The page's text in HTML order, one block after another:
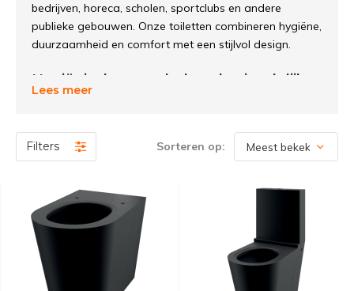
bedrijven, horeca, scholen, sportclubs en andere
publieke gebouwen. Onze toiletten combineren hygiëne,
duurzaamheid en comfort met een stijlvol design.
Hygiënisch en onderhoudsvriendelijk
vervaardigd uit hoogwaardige materialen met gladde
oppervlakken die vuilophoping tegengaan. Combineer
softclose toiletbrilvoor extra gebruiksgemak.
Wandclosets, staande toiletten en
hangtoiletten
In ons assortiment vindt u verschillende modellen,
Lees meer
Filters Sorteren op: